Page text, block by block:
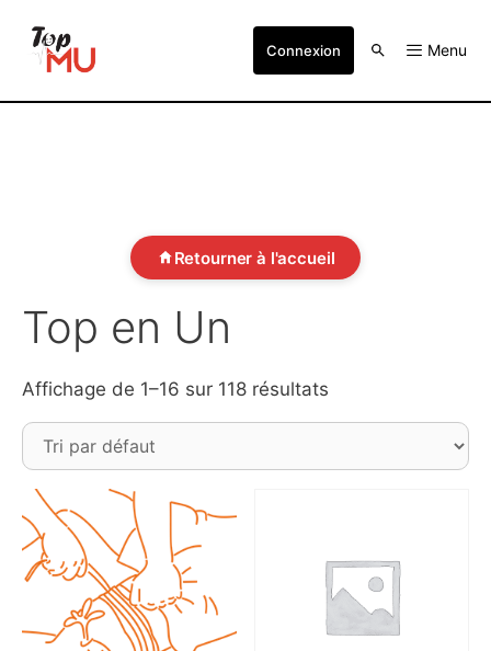
Connexion Menu
Retourner à l'accueil
Top en Un
Affichage de 1–16 sur 118 résultats